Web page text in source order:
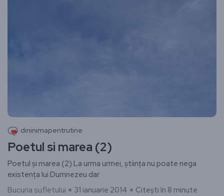
dininimapentrutine
Poetul si marea (2)
Poetul și marea (2) ​La urma urmei, știința nu poate nega
existența lui Dumnezeu dar
Bucuria sufletului
31 ianuarie 2014 Citești în 8 minute